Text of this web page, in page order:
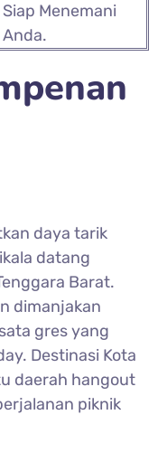
Menemani
daya tarik
datang
Barat.
dimanjakan
gres yang
Destinasi Kota
daerah hangout
piknik